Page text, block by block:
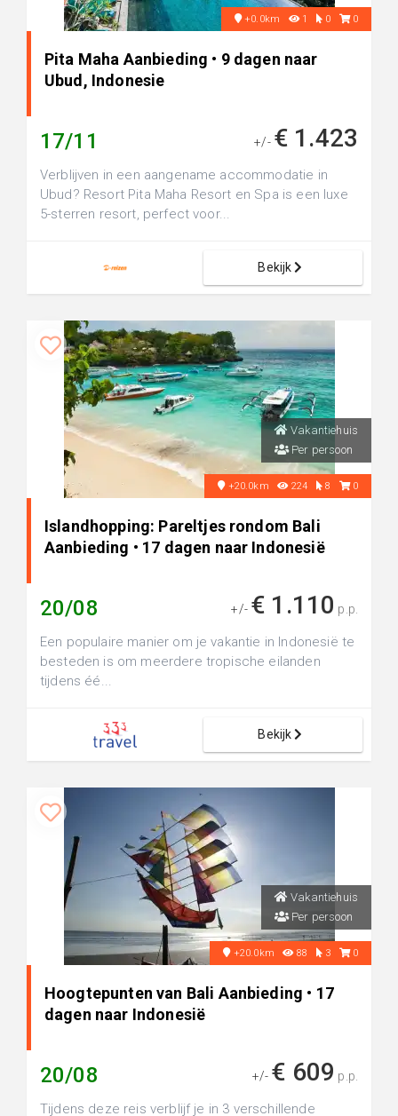
+0.0km 1 0 0
Pita Maha Aanbieding • 9 dagen naar
Ubud, Indonesie
17/11 +/- € 1.423
Verblijven in een aangename accommodatie in
Ubud? Resort Pita Maha Resort en Spa is een luxe
5-sterren resort, perfect voor...
Bekijk
Vakantiehuis
Per persoon
+20.0km 224 8 0
Islandhopping: Pareltjes rondom Bali
Aanbieding • 17 dagen naar Indonesië
20/08 +/- € 1.110 p.p.
Een populaire manier om je vakantie in Indonesië te
besteden is om meerdere tropische eilanden
tijdens éé...
Bekijk
Vakantiehuis
Per persoon
+20.0km 88 3 0
Hoogtepunten van Bali Aanbieding • 17
dagen naar Indonesië
20/08 +/- € 609 p.p.
Tijdens deze reis verblijf je in 3 verschillende